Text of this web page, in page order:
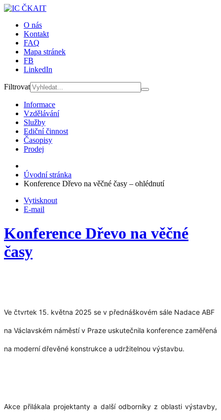
O nás
Kontakt
FAQ
Mapa stránek
FB
LinkedIn
Filtrovat
Informace
Vzdělávání
Služby
Ediční činnost
Časopisy
Prodej
Úvodní stránka
Konference Dřevo na věčné časy – ohlédnutí
Vytisknout
E-mail
Konference Dřevo na věčné
časy
Ve čtvrtek 15. května 2025 se v přednáškovém sále Nadace ABF
na Václavském náměstí v Praze uskutečnila konference zaměřená
na moderní dřevěné konstrukce a udržitelnou výstavbu.
Akce přilákala projektanty a další odborníky z oblasti výstavby,